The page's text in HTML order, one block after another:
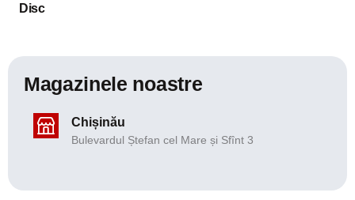
Disc
Magazinele noastre
Chișinău
Bulevardul Ștefan cel Mare și Sfînt 3